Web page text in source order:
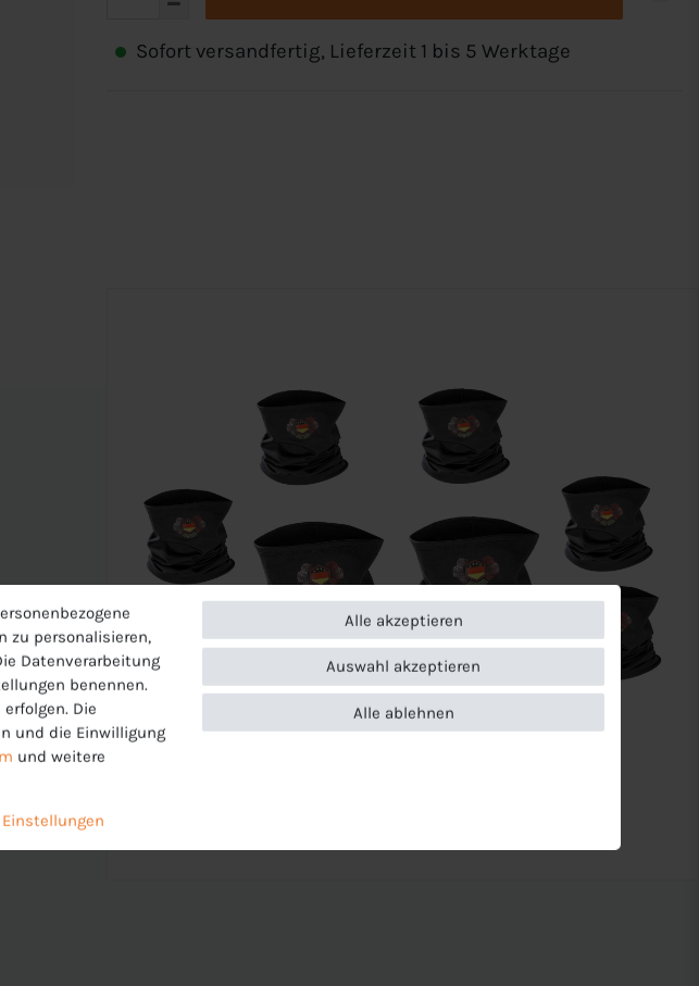
Sofort versandfertig, Lieferzeit 1 bis 5 Werktage
zu personalisieren,
Datenverarbeitung
benennen.
Die
und die Einwilligung
und weitere
Alle akzeptieren
Alle ablehnen
Auswahl akzeptieren